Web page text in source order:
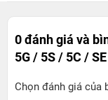
0 đánh giá và
5G / 5S / 5C / SE
Chọn đánh giá của